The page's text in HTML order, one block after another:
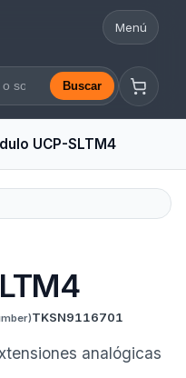
Abrir
Menú
Buscar
UCP-SLTM4
TKSN9116701
analógicas